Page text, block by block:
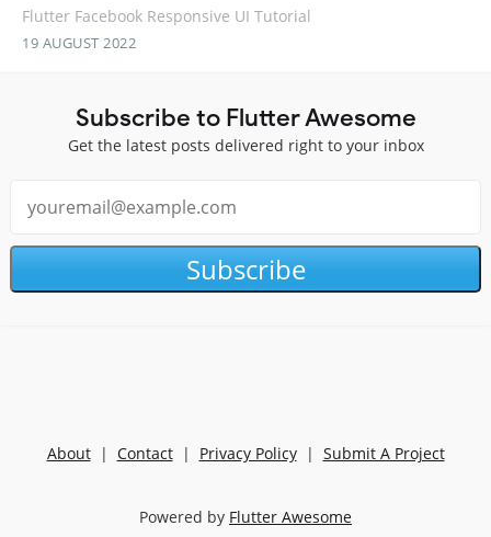
Flutter Facebook Responsive UI Tutorial
19 AUGUST 2022
Subscribe to Flutter Awesome
Get the latest posts delivered right to your inbox
Subscribe
About| Contact| Privacy Policy| Submit A Project
Powered by Flutter Awesome